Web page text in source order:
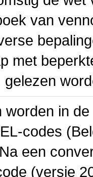
van
met
gelezen
worden in
codes
een
(versie